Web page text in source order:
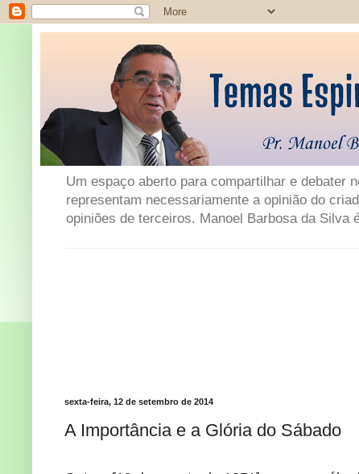
Um espaço aberto para compartilhar e debater
representam necessariamente a opinião do
opiniões de terceiros. Manoel Barbosa da Silva
sexta-feira, 12 de setembro de 2014
A Importância e a Glória do Sábado